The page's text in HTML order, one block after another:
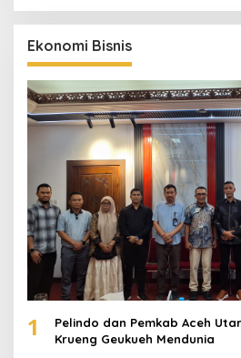
Ekonomi Bisnis
1
Pelindo dan Pemkab Aceh
Krueng Geukueh Mendunia